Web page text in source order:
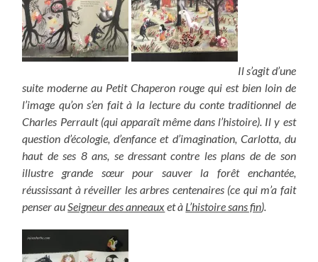
Il s’agit d’une
suite moderne au Petit Chaperon rouge qui est bien loin de
l’image qu’on s’en fait à la lecture du conte traditionnel de
Charles Perrault (qui apparaît même dans l’histoire). Il y est
question d’écologie, d’enfance et d’imagination, Carlotta, du
haut de ses 8 ans, se dressant contre les plans de de son
illustre grande sœur pour sauver la forêt enchantée,
réussissant à réveiller les arbres centenaires (ce qui m’a fait
penser auSeigneur des anneauxet à L’histoire sans fin).